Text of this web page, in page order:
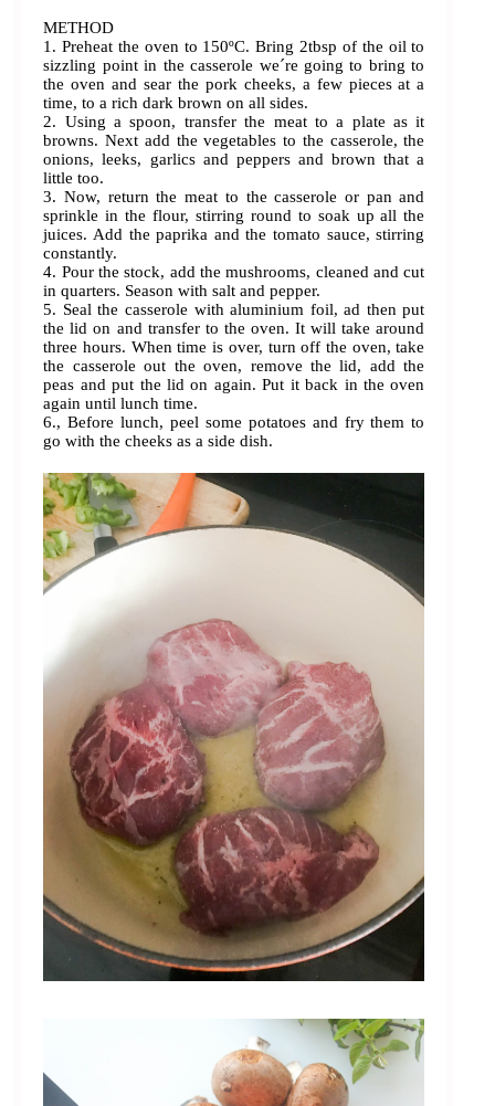
METHOD
1. Preheat the oven to 150ºC. Bring 2tbsp of the oil to
sizzling point in the casserole we´re going to bring to
the oven and sear the pork cheeks, a few pieces at a
time, to a rich dark brown on all sides.
2. Using a spoon, transfer the meat to a plate as it
browns. Next add the vegetables to the casserole, the
onions, leeks, garlics and peppers and brown that a
little too.
3. Now, return the meat to the casserole or pan and
sprinkle in the flour, stirring round to soak up all the
juices. Add the paprika and the tomato sauce, stirring
constantly.
4. Pour the stock, add the mushrooms, cleaned and cut
in quarters. Season with salt and pepper.
5. Seal the casserole with aluminium foil, ad then put
the lid on and transfer to the oven. It will take around
three hours. When time is over, turn off the oven, take
the casserole out the oven, remove the lid, add the
peas and put the lid on again. Put it back in the oven
again until lunch time.
6., Before lunch, peel some potatoes and fry them to
go with the cheeks as a side dish.